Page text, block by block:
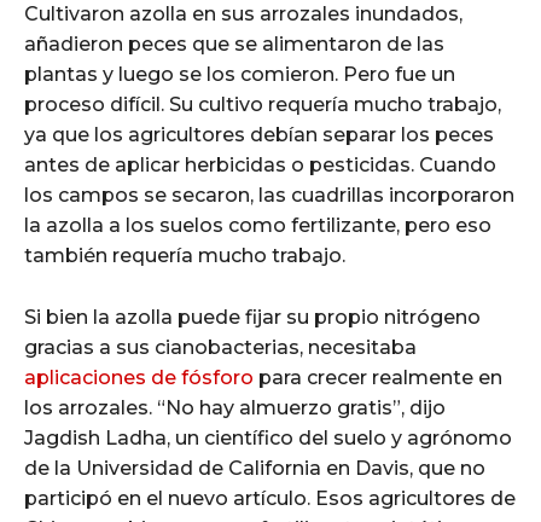
Cultivaron azolla en sus arrozales inundados,
añadieron peces que se alimentaron de las
plantas y luego se los comieron. Pero fue un
proceso difícil. Su cultivo requería mucho trabajo,
ya que los agricultores debían separar los peces
antes de aplicar herbicidas o pesticidas. Cuando
los campos se secaron, las cuadrillas incorporaron
la azolla a los suelos como fertilizante, pero eso
también requería mucho trabajo.
Si bien la azolla puede fijar su propio nitrógeno
gracias a sus cianobacterias, necesitaba
aplicaciones de fósforo para crecer realmente en
los arrozales. “No hay almuerzo gratis”, dijo
Jagdish Ladha, un científico del suelo y agrónomo
de la Universidad de California en Davis, que no
participó en el nuevo artículo. Esos agricultores de